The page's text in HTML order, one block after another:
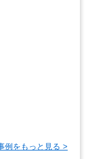
例をもっと見る >